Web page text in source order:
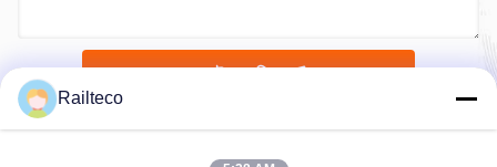
Railteco